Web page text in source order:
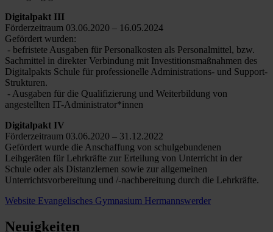
Digitalpakt III
Förderzeitraum 03.06.2020 – 16.05.2024
Gefördert wurden:
- befristete Ausgaben für Personalkosten als Personalmittel, bzw.
Sachmittel in direkter Verbindung mit Investitionsmaßnahmen des
Digitalpakts Schule für professionelle Administrations- und Support-
Strukturen.
- Ausgaben für die Qualifizierung und Weiterbildung von
angestellten IT-Administrator*innen
Digitalpakt IV
Förderzeitraum 03.06.2020 – 31.12.2022
Gefördert wurde die Anschaffung von schulgebundenen
Leihgeräten für Lehrkräfte zur Erteilung von Unterricht in der
Schule oder als Distanzlernen sowie zur allgemeinen
Unterrichtsvorbereitung und /-nachbereitung durch die Lehrkräfte.
Website Evangelisches Gymnasium Hermannswerder
Neuigkeiten